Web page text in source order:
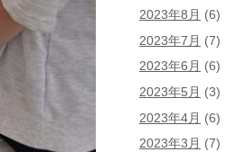
2023年8月 (6)
2023年7月 (7)
2023年6月 (6)
2023年5月 (3)
2023年4月 (6)
2023年3月 (7)